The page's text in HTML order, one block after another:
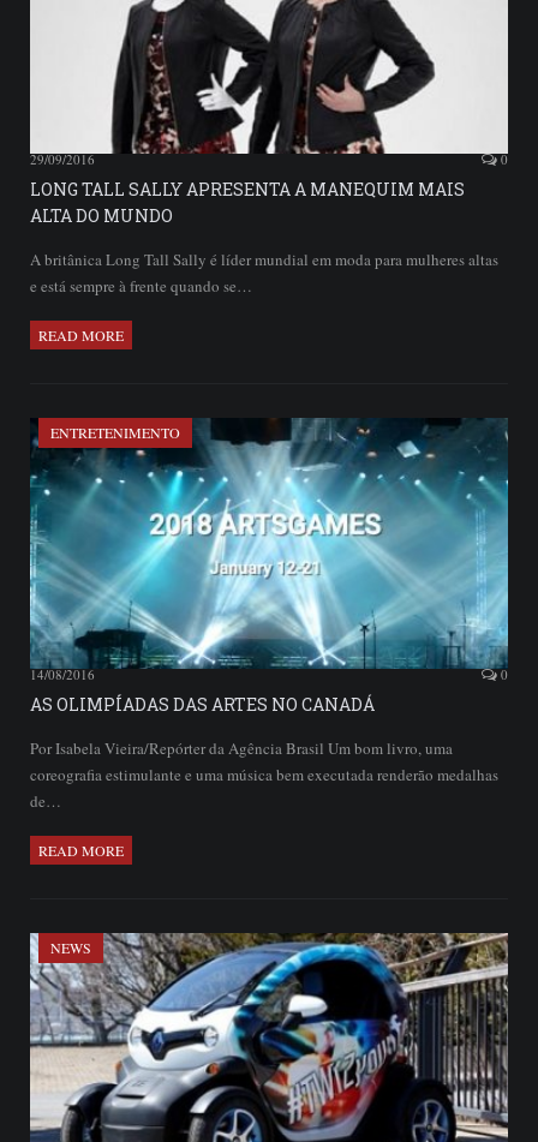
29/09/2016 0
LONG TALL SALLY APRESENTA A MANEQUIM MAIS
ALTA DO MUNDO
A britânica Long Tall Sally é líder mundial em moda para mulheres altas
e está sempre à frente quando se…
READ MORE
ENTRETENIMENTO
14/08/2016 0
AS OLIMPÍADAS DAS ARTES NO CANADÁ
Por Isabela Vieira/Repórter da Agência Brasil Um bom livro, uma
coreografia estimulante e uma música bem executada renderão medalhas
de…
READ MORE
NEWS